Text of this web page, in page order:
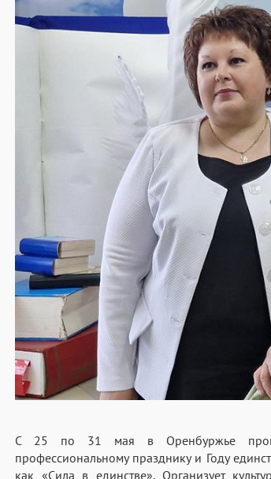
С 25 по 31 мая в Оренбуржье
профессиональному празднику и Году
как «Сила в единстве». Организует